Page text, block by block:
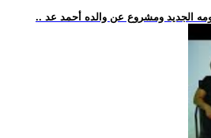
الجديد ومشروع عن والده أحمد عد